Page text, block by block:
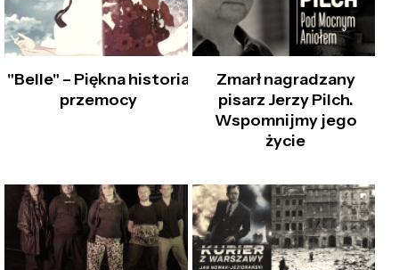
"Belle" – Piękna historia
przemocy
Zmarł nagradzany
pisarz Jerzy Pilch.
Wspomnijmy jego
życie